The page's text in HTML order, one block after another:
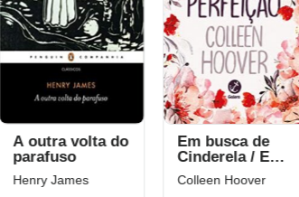
Em busca de
Cinderela / Em
busca da
perfeição
Colleen Hoover
Academia De
Vampiros
Richelle Mead